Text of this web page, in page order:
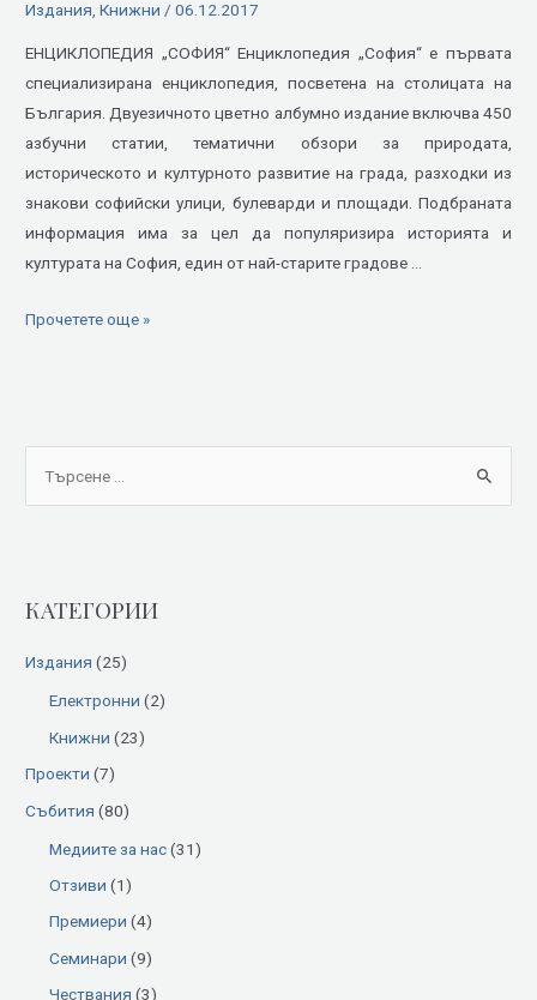
Издания ,Книжни /06.12.2017
ЕНЦИКЛОПЕДИЯ „СОФИЯ“ Енциклопедия „София“ е първата
специализирана енциклопедия, посветена на столицата на
България. Двуезичното цветно албумно издание включва 450
азбучни статии, тематични обзори за природата,
историческото и културното развитие на града, разходки из
знакови софийски улици, булеварди и площади. Подбраната
информация има за цел да популяризира историята и
културата на София, един от най-старите градове …
Прочетете още »
c
:
КАТЕГОРИИ
Издания (25)
Електронни (2)
Книжни (23)
Проекти (7)
Събития (80)
Медиите за нас(31)
Отзиви (1)
Премиери (4)
Семинари (9)
Чествания (3)